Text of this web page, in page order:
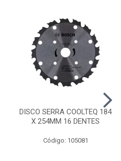
DISCO SERRA COOLTEQ 184
X 254MM 16 DENTES
Código: 105081